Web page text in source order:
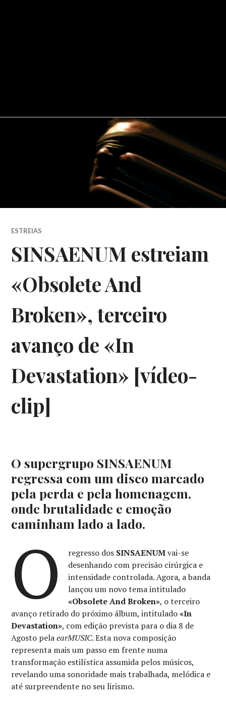
ESTREIAS
SINSAENUM estreiam
«Obsolete And
Broken», terceiro
avanço de «In
Devastation» [vídeo-
clip]
O supergrupo SINSAENUM
regressa com um disco marcado
pela perda e pela homenagem,
onde brutalidade e emoção
caminham lado a lado.
O regresso dos SINSAENUMvai-se
desenhando com precisão cirúrgica e
intensidade controlada. Agora, a banda
lançou um novo tema intitulado
«Obsolete And Broken», o terceiro
avanço retirado do próximo álbum, intitulado«In
Devastation», com edição prevista para o dia 8 de
Agosto pelaearMUSIC. Esta nova composição
representa mais um passo em frente numa
transformação estilística assumida pelos músicos,
revelando uma sonoridade mais trabalhada, melódica e
até surpreendente no seu lirismo.